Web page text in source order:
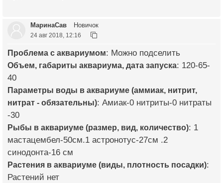
МаринаСав Новичок
24 авг 2018, 12:16
Проблема с аквариумом: Можно подселить
Объем, габариты аквариума, дата запуска: 120-65-
40
Параметры воды в аквариуме (аммиак, нитрит,
нитрат - обязательны): Амиак-0 нитриты-0 нитраты
-30
Рыбы в аквариуме (размер, вид, количество): 1
мастацембел-50см.1 астронотус-27см .2
синодонта-16 см
Растения в аквариуме (виды, плотность посадки):
Растений нет